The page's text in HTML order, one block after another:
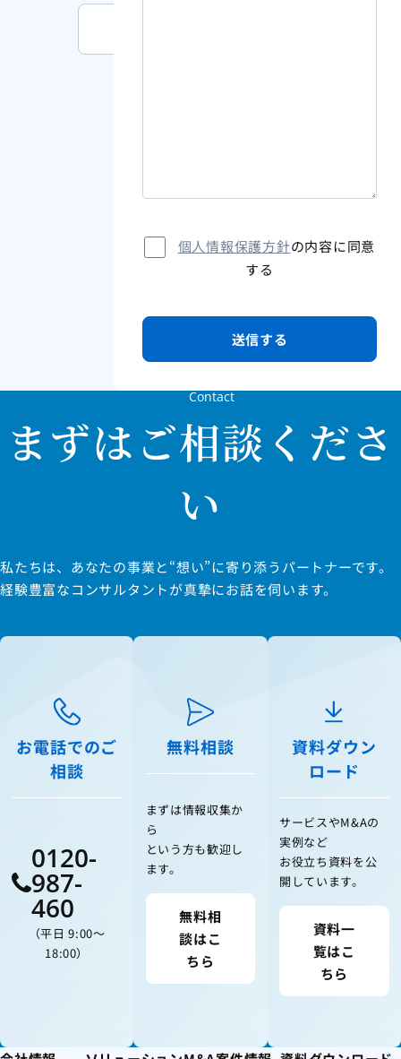
個人情報保護方針の内容に同意
する
Contact
まずはご相談くださ
い
私たちは、あなたの事業と“想い”に寄り添うパートナーです。
経験豊富なコンサルタントが真摯にお話を伺います。
お電話でのご
相談
0120-
987-
460
（平日 9:00〜
18:00）
無料相談
まずは情報収集か
ら
という方も歓迎し
ます。
無料相
談はこ
ちら
資料ダウン
ロード
サービスやM&Aの
実例など
お役立ち資料を公
開しています。
資料一
覧はこ
ちら